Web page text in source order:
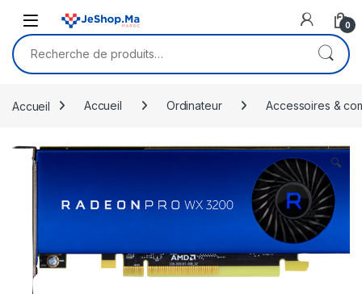
0
Recherche pour :
Accueil Accueil Ordinateur Accessoires &
🔍